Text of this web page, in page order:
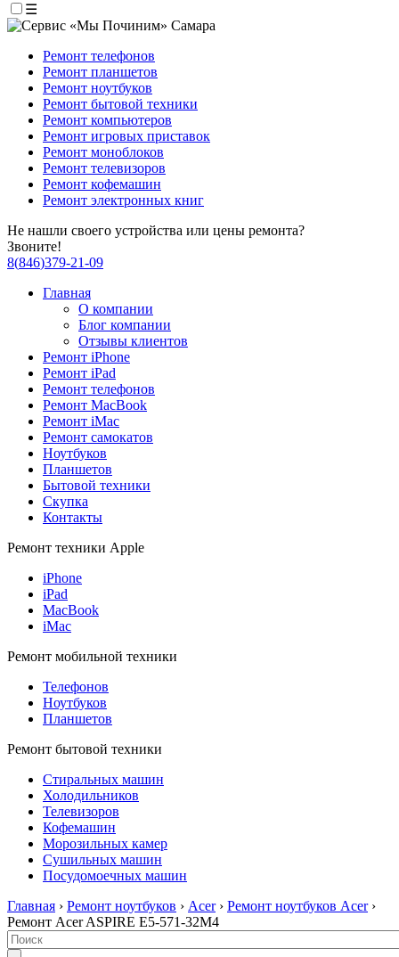
☰
Ремонт телефонов
Ремонт планшетов
Ремонт ноутбуков
Ремонт бытовой техники
Ремонт компьютеров
Ремонт игровых приставок
Ремонт моноблоков
Ремонт телевизоров
Ремонт кофемашин
Ремонт электронных книг
Не нашли своего устройства или цены ремонта?
Звоните!
8(846)379-21-09
Главная
О компании
Блог компании
Отзывы клиентов
Ремонт iPhone
Ремонт iPad
Ремонт телефонов
Ремонт MacBook
Ремонт iMac
Ремонт самокатов
Ноутбуков
Планшетов
Бытовой техники
Скупка
Контакты
Ремонт техники Apple
iPhone
iPad
MacBook
iMac
Ремонт мобильной техники
Телефонов
Ноутбуков
Планшетов
Ремонт бытовой техники
Стиральных машин
Холодильников
Телевизоров
Кофемашин
Морозильных камер
Сушильных машин
Посудомоечных машин
Главная › Ремонт ноутбуков › Acer› Ремонт ноутбуков Acer›
Ремонт Acer ASPIRE E5-571-32M4